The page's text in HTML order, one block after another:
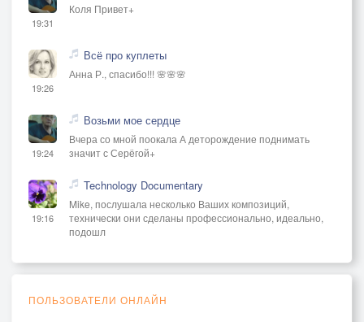
19:31
Коля Привет+
19:26
Всё про куплеты
Анна Р., спасибо!!! 🌸🌸🌸
19:24
Возьми мое сердце
Вчера со мной поокала А деторождение поднимать
значит с Серёгой+
19:16
Technology Documentary
Mike, послушала несколько Ваших композиций,
технически они сделаны профессионально, идеально,
подошл
ПОЛЬЗОВАТЕЛИ ОНЛАЙН